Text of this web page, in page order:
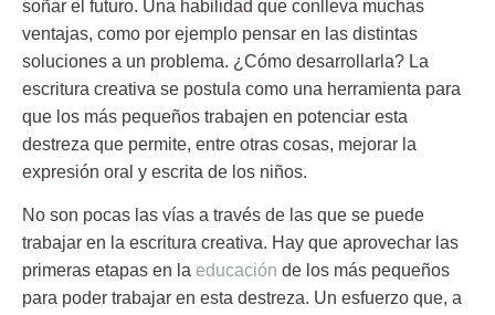
soñar el futuro. Una habilidad que conlleva muchas
ventajas, como por ejemplo pensar en las distintas
soluciones a un problema. ¿Cómo desarrollarla? La
escritura creativa se postula como una herramienta para
que los más pequeños trabajen en potenciar esta
destreza que permite, entre otras cosas, mejorar la
expresión oral y escrita de los niños.
No son pocas las vías a través de las que se puede
trabajar en la escritura creativa. Hay que aprovechar las
primeras etapas en la educación de los más pequeños
para poder trabajar en esta destreza. Un esfuerzo que, a